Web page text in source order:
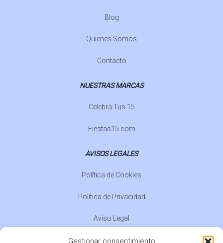
Gestionar consentimiento
Blog
Quienes Somos
Contacto
NUESTRAS MARCAS
Celebra Tus 15
Fiestas15.com
AVISOS LEGALES
Política de Cookies
Política de Privacidad
Aviso Legal
Normativa de Eventos